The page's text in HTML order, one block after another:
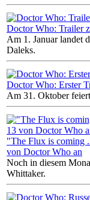
Doctor Who: Trailer
Am 1. Januar landet
Daleks.
Doctor Who: Erster
Am 31. Oktober
"The Flux is coming
von Doctor Who an
Noch in diesem
Whittaker.